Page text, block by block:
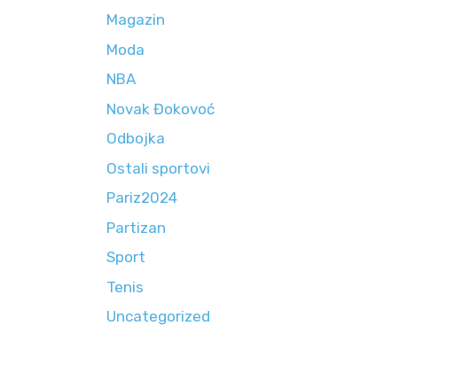
Magazin
Moda
NBA
Novak Đokovoć
Odbojka
Ostali sportovi
Pariz2024
Partizan
Sport
Tenis
Uncategorized